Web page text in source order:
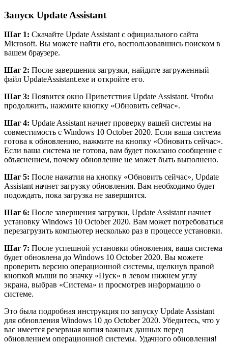
Запуск Update Assistant
Шаг 1: Скачайте Update Assistant с официального сайта
Microsoft. Вы можете найти его, воспользовавшись поиском в
вашем браузере.
Шаг 2: После завершения загрузки, найдите загруженный
файл UpdateAssistant.exe и откройте его.
Шаг 3: Появится окно Приветствия Update Assistant. Чтобы
продолжить, нажмите кнопку «Обновить сейчас».
Шаг 4: Update Assistant начнет проверку вашей системы на
совместимость с Windows 10 October 2020. Если ваша система
готова к обновлению, нажмите на кнопку «Обновить сейчас».
Если ваша система не готова, вам будет показано сообщение с
объяснением, почему обновление не может быть выполнено.
Шаг 5: После нажатия на кнопку «Обновить сейчас», Update
Assistant начнет загрузку обновления. Вам необходимо будет
подождать, пока загрузка не завершится.
Шаг 6: После завершения загрузки, Update Assistant начнет
установку Windows 10 October 2020. Вам может потребоваться
перезагрузить компьютер несколько раз в процессе установки.
Шаг 7: После успешной установки обновления, ваша система
будет обновлена до Windows 10 October 2020. Вы можете
проверить версию операционной системы, щелкнув правой
кнопкой мыши по значку «Пуск» в левом нижнем углу
экрана, выбрав «Система» и просмотрев информацию о
системе.
Это была подробная инструкция по запуску Update Assistant
для обновления Windows 10 до October 2020. Убедитесь, что у
вас имеется резервная копия важных данных перед
обновлением операционной системы. Удачного обновления!